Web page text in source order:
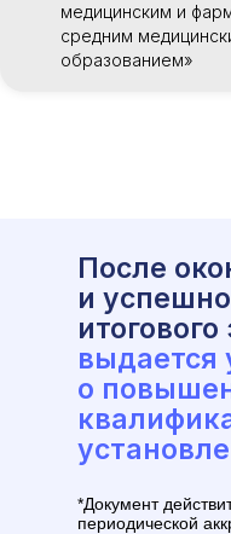
медицинским и
средним
образованием»
После
и
выдается
о
*Документ
периодической